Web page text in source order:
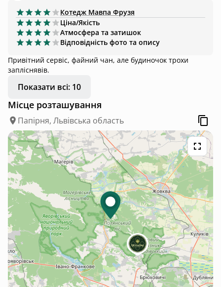
Котедж Мавпа Фрузя
Ціна/Якість
Атмосфера та затишок
Відповідність фото та опису
Привітний сервіс, файний чан, але будиночок трохи
запліснявів.
Показати всі: 10
Місце розташування
Папірня, Львівська область